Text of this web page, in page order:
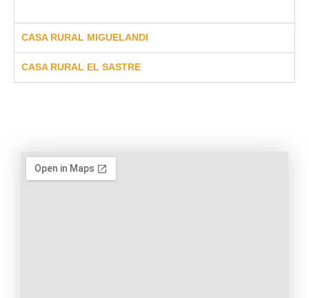
CASA RURAL MIGUELANDI
CASA RURAL EL SASTRE